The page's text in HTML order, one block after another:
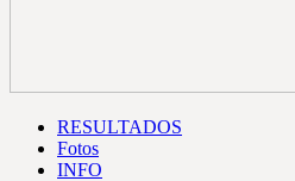
RESULTADOS
Fotos
INFO